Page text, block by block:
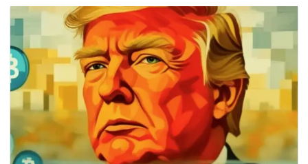
Government Efficiency) và chỉ trích dự luật “Big
Beautiful Bill” của Trump,...